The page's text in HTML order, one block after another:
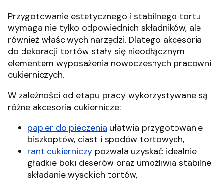
Przygotowanie estetycznego i stabilnego tortu
wymaga nie tylko odpowiednich składników, ale
również właściwych narzędzi. Dlatego akcesoria
do dekoracji tortów stały się nieodłącznym
elementem wyposażenia nowoczesnych pracowni
cukierniczych.
W zależności od etapu pracy wykorzystywane są
różne akcesoria cukiernicze:
papier do pieczenia ułatwia przygotowanie
biszkoptów, ciast i spodów tortowych,
rant cukierniczy pozwala uzyskać idealnie
gładkie boki deserów oraz umożliwia stabilne
składanie wysokich tortów,